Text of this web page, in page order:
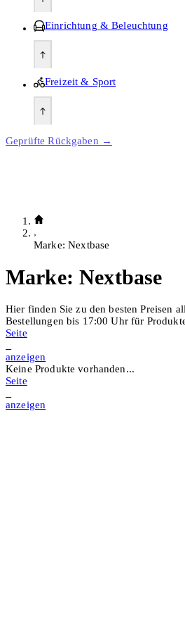
Einrichtung & Beleuchtung
Freizeit & Sport
Geprüfte Rückgaben →
Marke: Nextbase
Marke:Nextbase
Hier finden Sie zu den besten Preisen
Bestellungen bis 17:00 Uhr für
Seite
anzeigen
Keine Produkte vorhanden...
Seite
anzeigen